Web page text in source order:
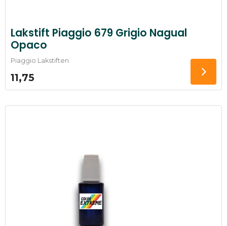
Lakstift Piaggio 679 Grigio Nagual
Opaco
Piaggio Lakstiften
11,75